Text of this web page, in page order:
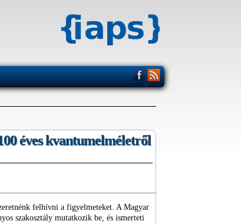
éves kvantumelméletről
felhívni a figyelmeteket. A Magyar
szakosztály mutatkozik be, és ismerteti